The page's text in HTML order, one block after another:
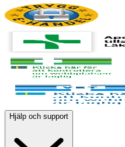
Hjälp och support